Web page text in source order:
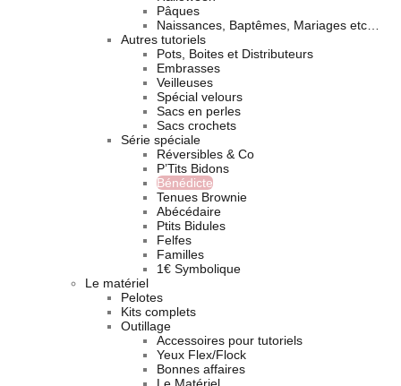
Pâques
Naissances, Baptêmes, Mariages etc…
Autres tutoriels
Pots, Boites et Distributeurs
Embrasses
Veilleuses
Spécial velours
Sacs en perles
Sacs crochets
Série spéciale
Réversibles & Co
P’Tits Bidons
Bénédicte
Tenues Brownie
Abécédaire
Ptits Bidules
Felfes
Familles
1€ Symbolique
Le matériel
Pelotes
Kits complets
Outillage
Accessoires pour tutoriels
Yeux Flex/Flock
Bonnes affaires
Le Matériel